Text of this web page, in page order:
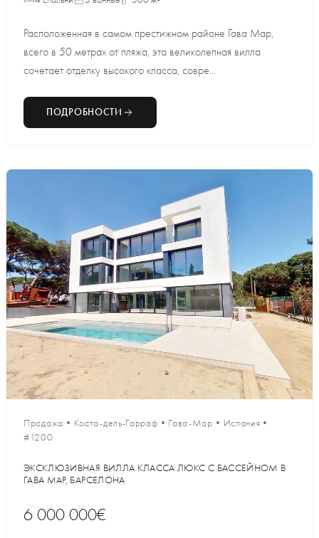
Расположенная в самом престижном районе Гава Мар,
всего в 50 метрах от пляжа, эта великолепная вилла
сочетает отделку высокого класса, совре...
ПОДРОБНОСТИ
Продажа • Коста-дель-Гарраф • Гава-Мар • Испания •
#1200
ЭКСКЛЮЗИВНАЯ ВИЛЛА КЛАССА ЛЮКС С БАССЕЙНОМ В
ГАВА МАР, БАРСЕЛОНА
6 000 000€